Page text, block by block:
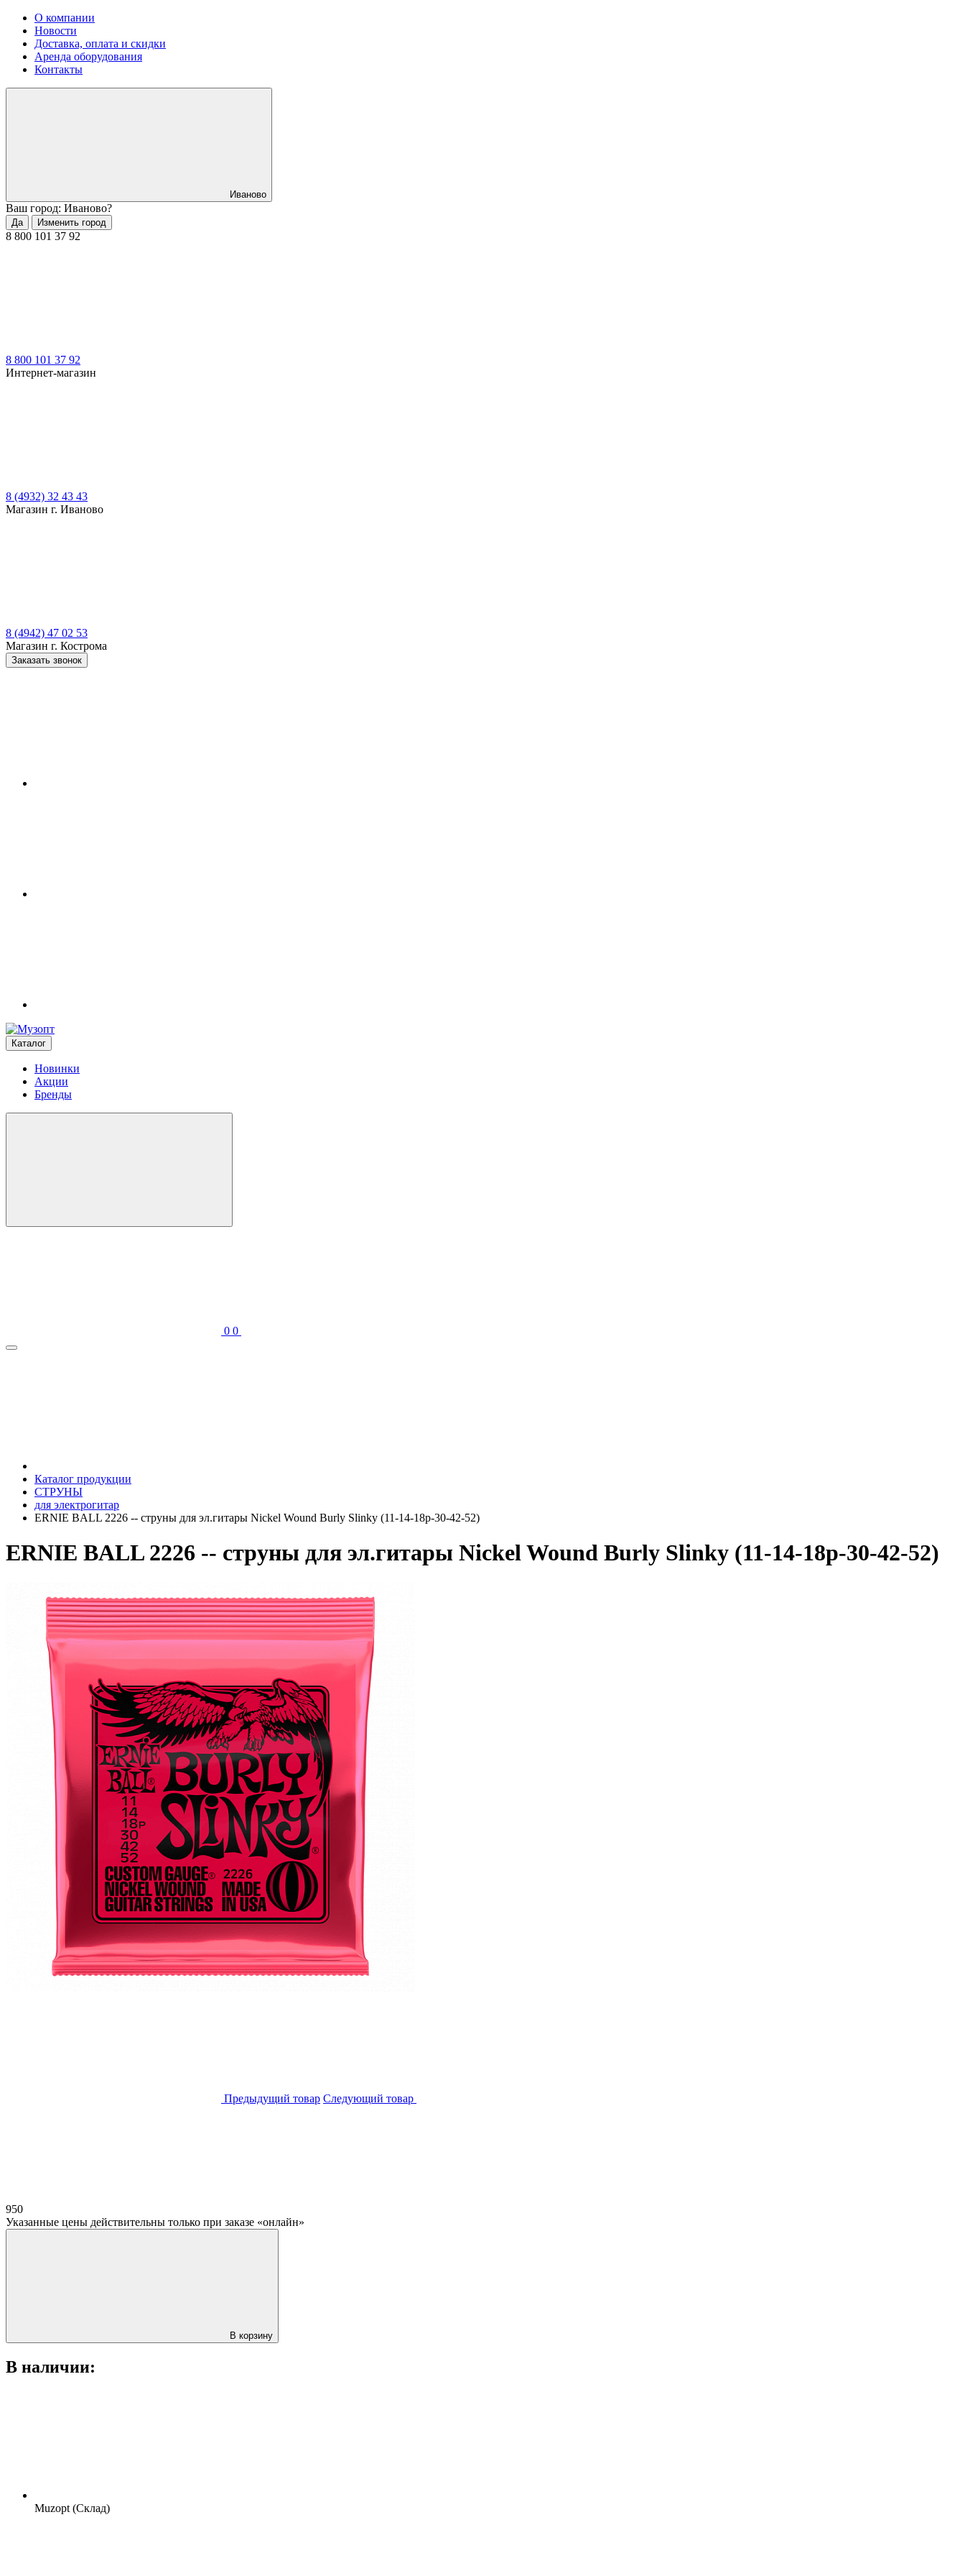
О компании
Новости
Доставка, оплата и скидки
Аренда оборудования
Контакты
Иваново
Ваш город: Иваново?
Да Изменить город
8 800 101 37 92
8 800 101 37 92
Интернет-магазин
8 (4932) 32 43 43
Магазин г. Иваново
8 (4942) 47 02 53
Магазин г. Кострома
Заказать звонок
Каталог
Новинки
Акции
Бренды
0 0
Каталог продукции
СТРУНЫ
для электрогитар
ERNIE BALL 2226 -- струны для эл.гитары Nickel Wound Burly Slinky (11-14-18p-30-42-52)
ERNIE BALL 2226 -- струны для эл.гитары Nickel Wound Burly Slinky (11-14-18p-30-42-52)
Предыдущий товар Следующий товар
950
Указанные цены действительны только при заказе «онлайн»
В корзину
В наличии:
Muzopt (Склад)